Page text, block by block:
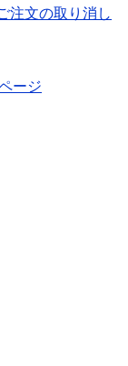
注文の取り消し
ージ